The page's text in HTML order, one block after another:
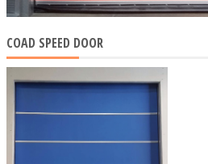
COAD SPEED DOOR